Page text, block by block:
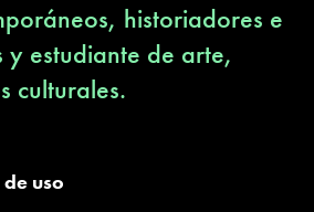
historiadores e
estudiante de arte,
culturales.
uso